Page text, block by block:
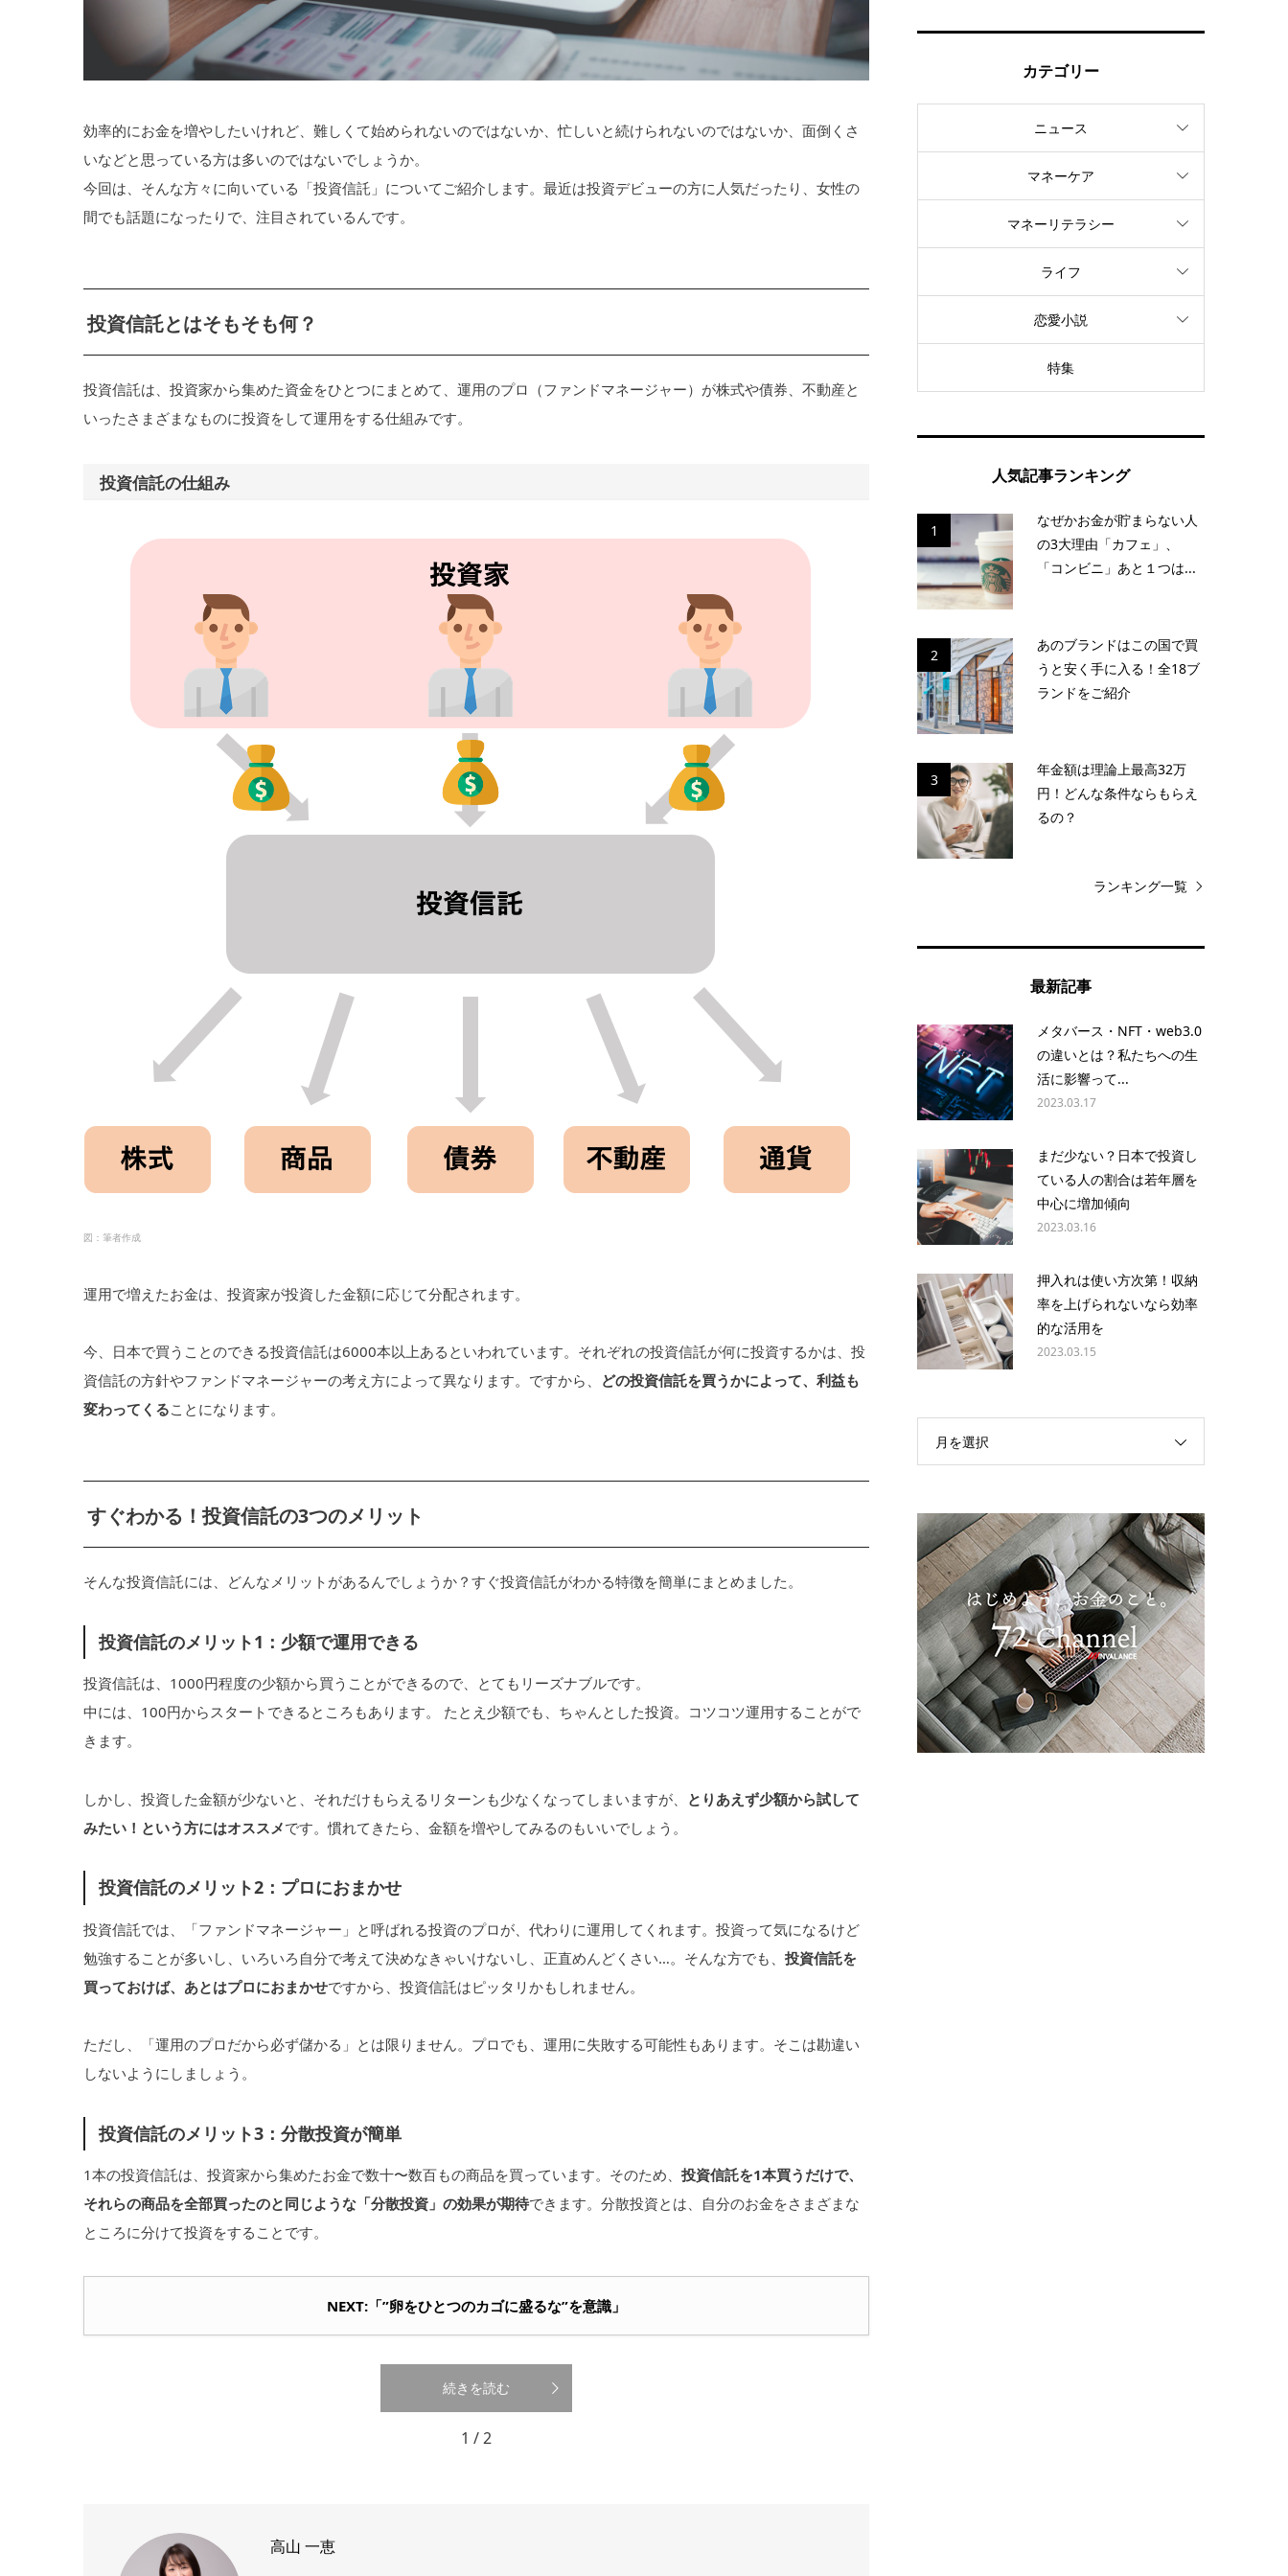
効率的にお金を増やしたいけれど、難しくて始められないのではないか、忙しいと続けられないのではないか、面倒くさ
いなどと思っている方は多いのではないでしょうか。
今回は、そんな方々に向いている「投資信託」についてご紹介します。最近は投資デビューの方に人気だったり、女性の
間でも話題になったりで、注目されているんです。
投資信託とはそもそも何？
投資信託は、投資家から集めた資金をひとつにまとめて、運用のプロ（ファンドマネージャー）が株式や債券、不動産と
いったさまざまなものに投資をして運用をする仕組みです。
投資信託の仕組み
図：筆者作成
運用で増えたお金は、投資家が投資した金額に応じて分配されます。
今、日本で買うことのできる投資信託は6000本以上あるといわれています。それぞれの投資信託が何に投資するかは、投
資信託の方針やファンドマネージャーの考え方によって異なります。ですから、 どの投資信託を買うかによって、利益も
変わってくることになります。
すぐわかる！投資信託の3つのメリット
そんな投資信託には、どんなメリットがあるんでしょうか？すぐ投資信託がわかる特徴を簡単にまとめました。
投資信託のメリット1：少額で運用できる
投資信託は、1000円程度の少額から買うことができるので、とてもリーズナブルです。
中には、100円からスタートできるところもあります。 たとえ少額でも、ちゃんとした投資。コツコツ運用することがで
きます。
しかし、投資した金額が少ないと、それだけもらえるリターンも少なくなってしまいますが、 とりあえず少額から試して
みたい！という方にはオススメです。慣れてきたら、金額を増やしてみるのもいいでしょう。
投資信託のメリット2：プロにおまかせ
投資信託では、「ファンドマネージャー」と呼ばれる投資のプロが、代わりに運用してくれます。投資って気になるけど
勉強することが多いし、いろいろ自分で考えて決めなきゃいけないし、正直めんどくさい…。そんな方でも、 投資信託を
買っておけば、あとはプロにおまかせですから、投資信託はピッタリかもしれません。
ただし、「運用のプロだから必ず儲かる」とは限りません。プロでも、運用に失敗する可能性もあります。そこは勘違い
しないようにしましょう。
投資信託のメリット3：分散投資が簡単
1本の投資信託は、投資家から集めたお金で数十〜数百もの商品を買っています。そのため、 投資信託を1本買うだけで、
それらの商品を全部買ったのと同じような「分散投資」の効果が期待できます。分散投資とは、自分のお金をさまざまな
ところに分けて投資をすることです。
NEXT:「”卵をひとつのカゴに盛るな”を意識」
続きを読む
1 / 2
高山 一恵
カテゴリー
ニュース
マネーケア
マネーリテラシー
ライフ
恋愛小説
特集
人気記事ランキング
1
なぜかお金が貯まらない人
の3大理由「カフェ」、
「コンビニ」あと１つは...
2
あのブランドはこの国で買
うと安く手に入る！全18ブ
ランドをご紹介
3
年金額は理論上最高32万
円！どんな条件ならもらえ
るの？
ランキング一覧
最新記事
メタバース・NFT・web3.0
の違いとは？私たちへの生
活に影響って...
2023.03.17
まだ少ない？日本で投資し
ている人の割合は若年層を
中心に増加傾向
2023.03.16
押入れは使い方次第！収納
率を上げられないなら効率
的な活用を
2023.03.15
月を選択